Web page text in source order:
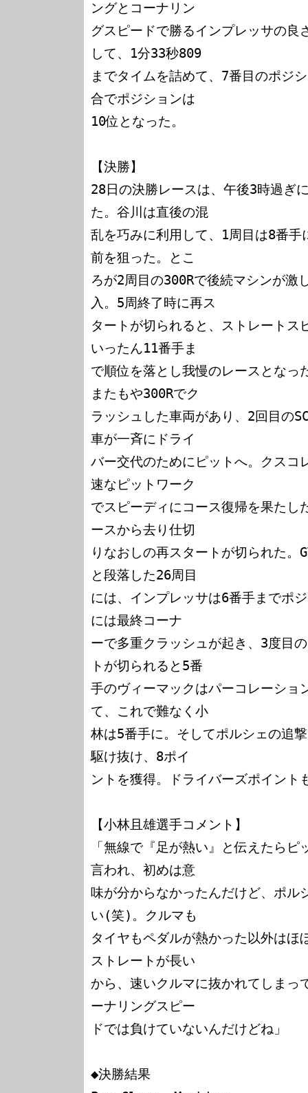
ングとコーナリン
グスピードで勝るインプレッサの良
して、1分33秒809
までタイムを詰めて、7番目のポジ
合でポジションは
10位となった。
【決勝】
28日の決勝レースは、午後3時過ぎ
た。谷川は直後の混
乱を巧みに利用して、1周目は8番手
前を狙った。とこ
ろが2周目の300Rで後続マシンが激
入。5周終了時に再ス
タートが切られると、ストレートス
いったん11番手ま
で順位を落とし我慢のレースとなっ
またもや300Rでク
ラッシュした車両があり、2回目の
車が一斉にドライ
バー交代のためにピットへ。クスコ
速なピットワーク
でスピーディにコース復帰を果たし
ースから去り仕切
りなおしの再スタートが切られた。
と段落した26周目
には、インプレッサは6番手までポ
には最終コーナ
ーで多重クラッシュが起き、3度目
トが切られると5番
手のヴィーマックはパーコレーショ
て、これで難なく小
林は5番手に。そしてポルシェの追
駆け抜け、8ポイ
ントを獲得。ドライバーズポイント
【小林且雄選手コメント】
「無線で『足が熱い』と伝えたら
言われ、初めは意
味が分からなかったんだけど、ポル
い(笑)。クルマも
タイヤもペダルが熱かった以外はほ
ストレートが長い
から、速いクルマに抜かれてしまっ
ーナリングスピー
ドでは負けていないんだけどね」
◆決勝結果